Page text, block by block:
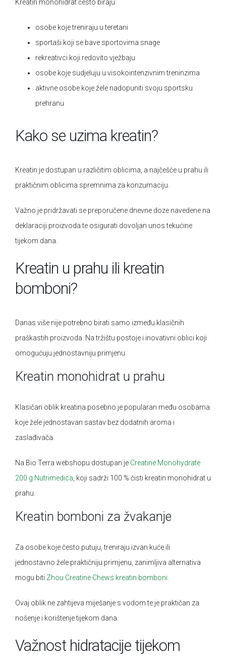
Kreatin monohidrat često biraju:
osobe koje treniraju u teretani
sportaši koji se bave sportovima snage
rekreativci koji redovito vježbaju
osobe koje sudjeluju u visokointenzivnim treninzima
aktivne osobe koje žele nadopuniti svoju sportsku
prehranu
Kako se uzima kreatin?
Kreatin je dostupan u različitim oblicima, a najčešće u prahu ili
praktičnim oblicima spremnima za konzumaciju.
Važno je pridržavati se preporučene dnevne doze navedene na
deklaraciji proizvoda te osigurati dovoljan unos tekućine
tijekom dana.
Kreatin u prahu ili kreatin
bomboni?
Danas više nije potrebno birati samo između klasičnih
praškastih proizvoda. Na tržištu postoje i inovativni oblici koji
omogućuju jednostavniju primjenu.
Kreatin monohidrat u prahu
Klasičan oblik kreatina posebno je popularan među osobama
koje žele jednostavan sastav bez dodatnih aroma i
zaslađivača.
Na Bio Terra webshopu dostupan je Creatine Monohydrate
200 g Nutrimedica , koji sadrži 100 % čisti kreatin monohidrat u
prahu.
Kreatin bomboni za žvakanje
Za osobe koje često putuju, treniraju izvan kuće ili
jednostavno žele praktičniju primjenu, zanimljiva alternativa
mogu biti Zhou Creatine Chews kreatin bomboni.
Ovaj oblik ne zahtijeva miješanje s vodom te je praktičan za
nošenje i korištenje tijekom dana.
Važnost hidratacije tijekom